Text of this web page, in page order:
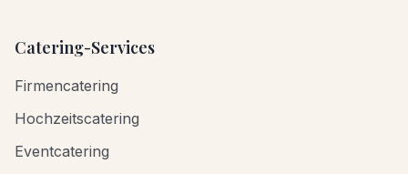
Catering-Services
Firmencatering
Hochzeitscatering
Eventcatering